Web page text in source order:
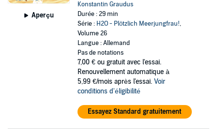
Aperçu
Konstantin Graudus
Durée : 29 min
Série : H2O - Plötzlich Meerjungfrau!,
Volume 26
Langue : Allemand
Pas de notations
7,00 € ou gratuit avec l'essai.
Renouvellement automatique à
5,99 €/mois après l'essai. Voir
conditions d'éligibilité
Essayez Standard gratuitement